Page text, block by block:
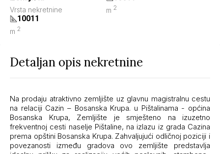
Vrsta nekretnine m 2
10011
m 2
Detaljan opis nekretnine
Na prodaju atraktivno zemljište uz glavnu magistralnu cestu
na relaciji Cazin – Bosanska Krupa. u Pištalinama - općina
Bosanska Krupa, Zemljište je smješteno na izuzetno
frekventnoj cesti naselje Pištaline, na izlazu iz grada Cazina
prema opštini Bosanska Krupa. Zahvaljujući odličnoj poziciji i
povezanosti između gradova ovo zemljište predstavlja